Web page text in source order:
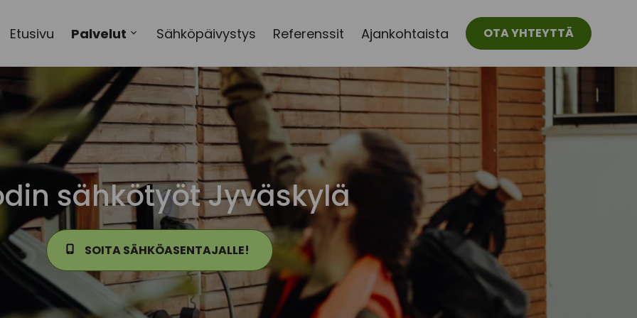
Etusivu Palvelut
sub-
menu
Sähköpäivystys Referenssit Ajankohtaista OTA YHTEYTTÄ
sähkötyöt Jyväskylä
SOITA SÄHKÖASENTAJALLE!